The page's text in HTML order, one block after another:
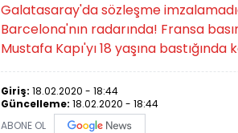
Galatasaray'da sözleşme
Barcelona'nın radarında! Fransa
Mustafa Kapı'yı 18 yaşına
Giriş: 18.02.2020 - 18:44
Güncelleme: 18.02.2020 - 18:44
ABONE OL